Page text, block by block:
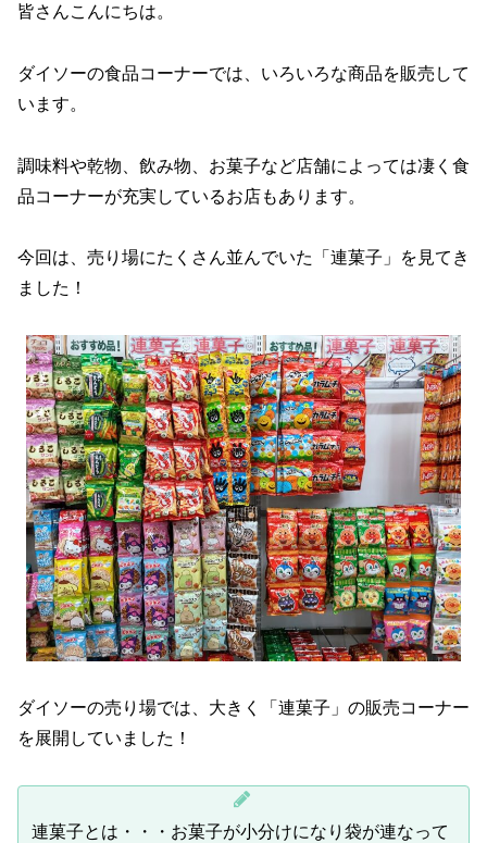
皆さんこんにちは。
ダイソーの食品コーナーでは、いろいろな商品を販売して
います。
調味料や乾物、飲み物、お菓子など店舗によっては凄く食
品コーナーが充実しているお店もあります。
今回は、売り場にたくさん並んでいた「連菓子」を見てき
ました！
ダイソーの売り場では、大きく「連菓子」の販売コーナー
を展開していました！
連菓子とは・・・お菓子が小分けになり袋が連なって